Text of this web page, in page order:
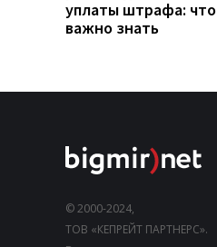
уплаты штрафа: что
важно знать
© 2000-2024,
ТОВ «КЕПРЕЙТ ПАРТНЕРС».